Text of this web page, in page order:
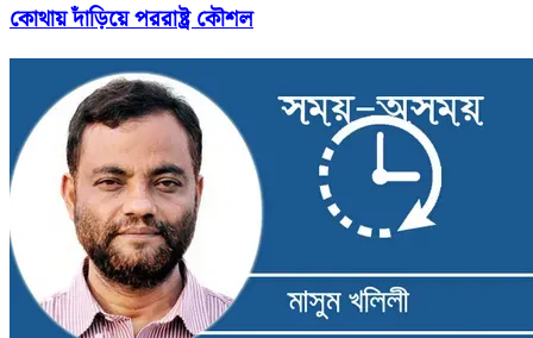
কোথায় দাঁড়িয়ে পররাষ্ট্র কৌশল